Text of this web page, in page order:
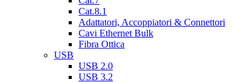
Cat.8.1
Adattatori, Accoppiatori & Connettori
Cavi Ethernet Bulk
Fibra Ottica
USB
USB 2.0
USB 3.2